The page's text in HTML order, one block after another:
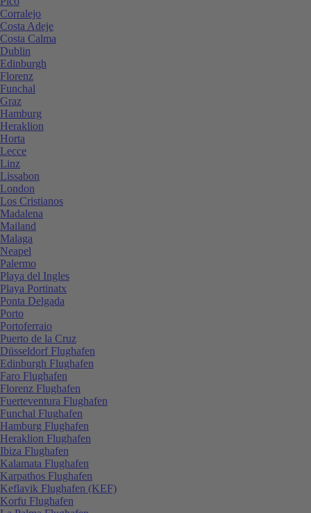
Corralejo
Costa Adeje
Costa Calma
Dublin
Edinburgh
Florenz
Funchal
Graz
Hamburg
Heraklion
Horta
Lecce
Linz
Lissabon
London
Los Cristianos
Madalena
Mailand
Malaga
Neapel
Palermo
Playa del Ingles
Playa Portinatx
Ponta Delgada
Porto
Portoferraio
Puerto de la Cruz
Düsseldorf Flughafen
Edinburgh Flughafen
Faro Flughafen
Florenz Flughafen
Fuerteventura Flughafen
Funchal Flughafen
Hamburg Flughafen
Heraklion Flughafen
Ibiza Flughafen
Kalamata Flughafen
Karpathos Flughafen
Keflavik Flughafen (KEF)
Korfu Flughafen